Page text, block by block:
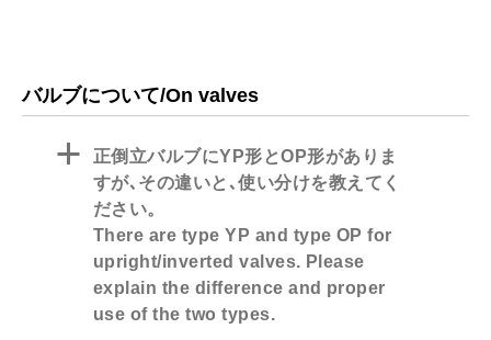
バルブについて/On valves
a
正倒立バルブにYP形とOP形がありま
すが､その違いと､使い分けを教えてく
ださい。
There are type YP and type OP for
upright/inverted valves. Please
explain the difference and proper
use of the two types.